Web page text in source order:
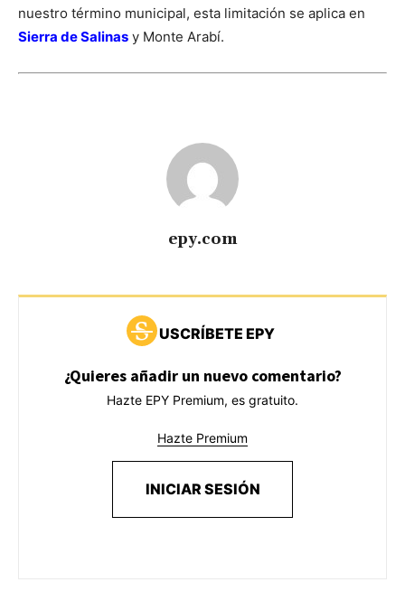
nuestro término municipal, esta limitación se aplica en
Sierra de Salinas y Monte Arabí.
epy.com
USCRÍBETE EPY
¿Quieres añadir un nuevo comentario?
Hazte EPY Premium, es gratuito.
Hazte Premium
INICIAR SESIÓN